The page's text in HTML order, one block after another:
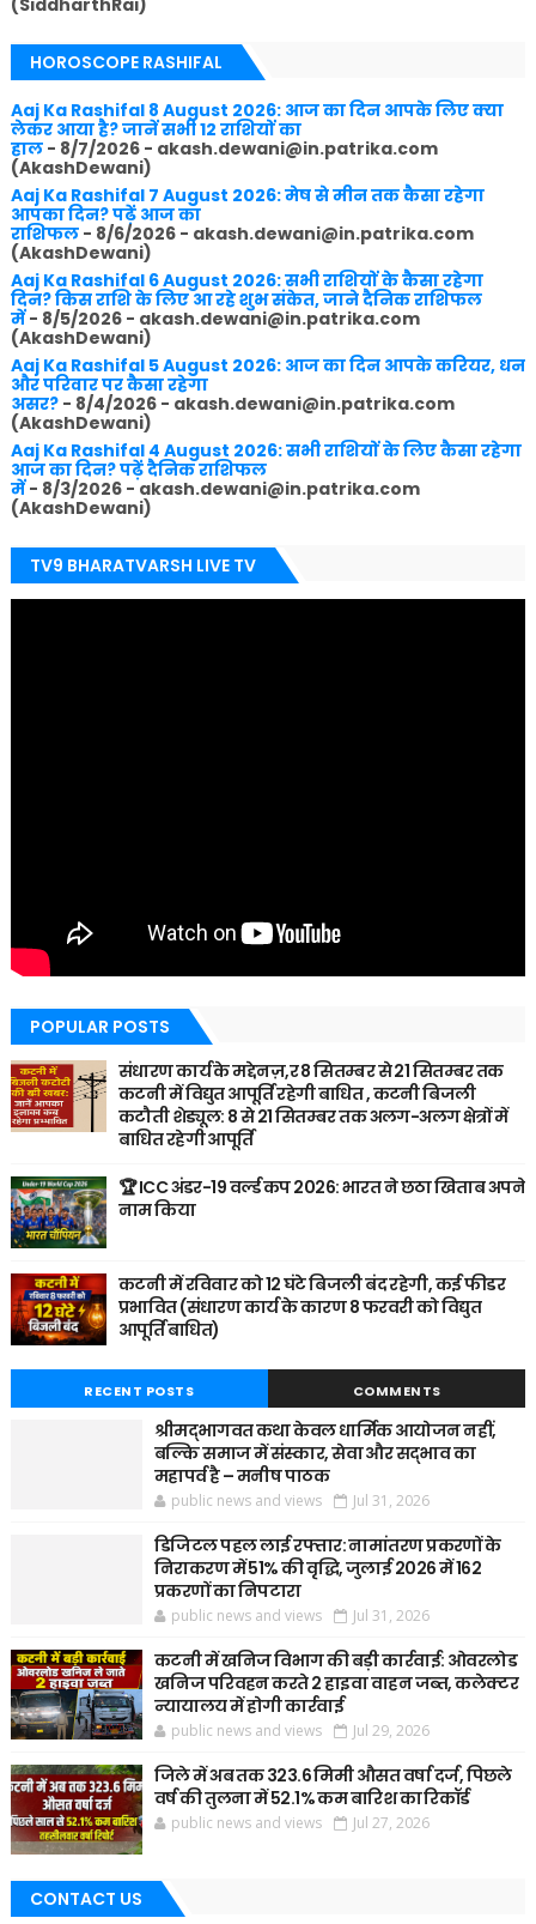
HOROSCOPE RASHIFAL
Aaj Ka Rashifal 8 August 2026: आज का दिन आपके लिए क्या
लेकर आया है? जानें सभी 12 राशियों का
हाल- 8/7/2026- akash.dewani@in.patrika.com
(AkashDewani)
Aaj Ka Rashifal 7 August 2026: मेष से मीन तक कैसा रहेगा
आपका दिन? पढ़ें आज का
राशिफल- 8/6/2026- akash.dewani@in.patrika.com
(AkashDewani)
Aaj Ka Rashifal 6 August 2026: सभी राशियों के कैसा रहेगा
दिन? किस राशि के लिए आ रहे शुभ संकेत, जाने दैनिक राशिफल
में- 8/5/2026- akash.dewani@in.patrika.com
(AkashDewani)
Aaj Ka Rashifal 5 August 2026: आज का दिन आपके करियर, धन
और परिवार पर कैसा रहेगा
असर?- 8/4/2026- akash.dewani@in.patrika.com
(AkashDewani)
Aaj Ka Rashifal 4 August 2026: सभी राशियों के लिए कैसा रहेगा
आज का दिन? पढ़ें दैनिक राशिफल
में- 8/3/2026- akash.dewani@in.patrika.com
(AkashDewani)
TV9 BHARATVARSH LIVE TV
POPULAR POSTS
संधारण कार्य के मद्देनज़,र 8 सितम्बर से 21 सितम्बर तक
कटनी में विद्युत आपूर्ति रहेगी बाधित , कटनी बिजली
कटौती शेड्यूल: 8 से 21 सितम्बर तक अलग-अलग क्षेत्रों में
बाधित रहेगी आपूर्ति
🏆 ICC अंडर-19 वर्ल्ड कप 2026: भारत ने छठा खिताब अपने
नाम किया
कटनी में रविवार को 12 घंटे बिजली बंद रहेगी, कई फीडर
प्रभावित (संधारण कार्य के कारण 8 फरवरी को विद्युत
आपूर्ति बाधित)
RECENT POSTS COMMENTS
श्रीमद्भागवत कथा केवल धार्मिक आयोजन नहीं,
बल्कि समाज में संस्कार, सेवा और सद्भाव का
महापर्व है – मनीष पाठक
public news and views Jul 31, 2026
डिजिटल पहल लाई रफ्तार: नामांतरण प्रकरणों के
निराकरण में 51% की वृद्धि, जुलाई 2026 में 162
प्रकरणों का निपटारा
public news and views Jul 31, 2026
कटनी में खनिज विभाग की बड़ी कार्रवाई: ओवरलोड
खनिज परिवहन करते 2 हाइवा वाहन जब्त, कलेक्टर
न्यायालय में होगी कार्रवाई
public news and views Jul 29, 2026
जिले में अब तक 323.6 मिमी औसत वर्षा दर्ज, पिछले
वर्ष की तुलना में 52.1% कम बारिश का रिकॉर्ड
public news and views Jul 27, 2026
CONTACT US